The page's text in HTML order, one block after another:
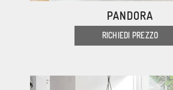
PANDORA
RICHIEDI PREZZO